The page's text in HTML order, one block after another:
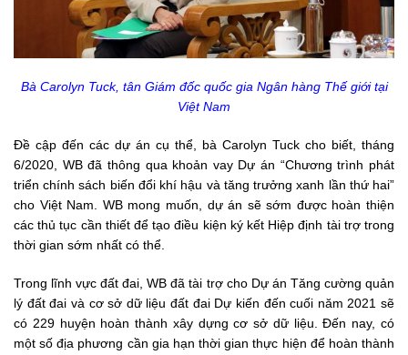
Bà Carolyn Tuck, tân Giám đốc quốc gia Ngân hàng Thế giới tại
Việt Nam
Đề cập đến các dự án cụ thể, bà Carolyn Tuck cho biết, tháng
6/2020, WB đã thông qua khoản vay Dự án “Chương trình phát
triển chính sách biến đổi khí hậu và tăng trưởng xanh lần thứ hai”
cho Việt Nam. WB mong muốn, dự án sẽ sớm được hoàn thiện
các thủ tục cần thiết để tạo điều kiện ký kết Hiệp định tài trợ trong
thời gian sớm nhất có thể.
Trong lĩnh vực đất đai, WB đã tài trợ cho Dự án Tăng cường quản
lý đất đai và cơ sở dữ liệu đất đai Dự kiến đến cuối năm 2021 sẽ
có 229 huyện hoàn thành xây dựng cơ sở dữ liệu. Đến nay, có
một số địa phương cần gia hạn thời gian thực hiện để hoàn thành